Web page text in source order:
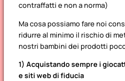
contraffatti e non a norma)
Ma cosa possiamo fare noi
ridurre al minimo il rischio di
nostri bambini dei prodotti
1) Acquistando sempre i
e siti web di fiducia